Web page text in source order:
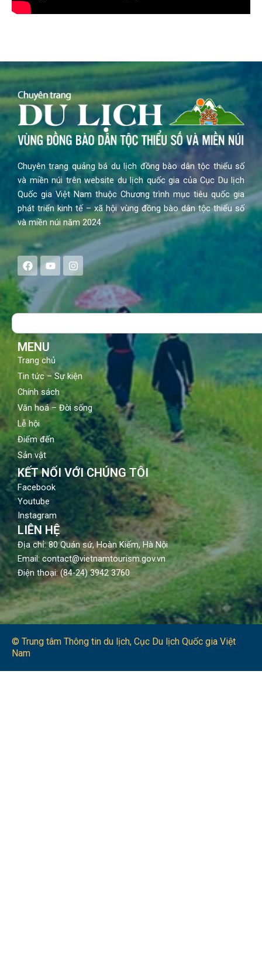
Chuyên trang quảng bá du lịch đồng bào dân tộc thiểu số
và miền núi trên website du lịch quốc gia của Cục Du lịch
Quốc gia Việt Nam thuộc Chương trình mục tiêu quốc gia
phát triển kinh tế – xã hội vùng đồng bào dân tộc thiểu số
và miền núi năm 2024
F
a
e
b
o
Y
o
t
u
b
I
n
s
a
g
Search
MENU
Trang chủ
Tin tức – Sự kiện
Chính sách
Văn hoá – Đời sống
Lễ hội
Điểm đến
Sản vật
KẾT NỐI VỚI CHÚNG TÔI
Facebook
Youtube
Instagram
LIÊN HỆ
Địa chỉ: 80 Quán sứ, Hoàn Kiếm, Hà Nội
Email: contact@vietnamtourism.gov.vn
Điện thoại: (84-24) 3942 3760
© Trung tâm Thông tin du lịch​, Cục Du lịch Quốc gia Việt
Nam